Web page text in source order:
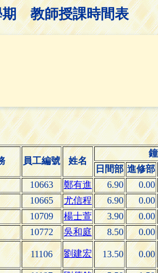
期 教師授課時間表
員工編號 姓名
日間部 進修部
10663 鄭有進 6.90
0.00
10665 尤信程 6.90
0.00
10709 楊士萱 3.90
0.00
10772 吳和庭 8.50 0.00
11106 劉建宏 13.50 0.00